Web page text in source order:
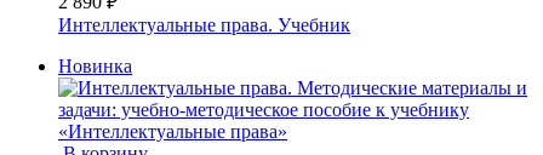
Интеллектуальные права. Учебник
Новинка